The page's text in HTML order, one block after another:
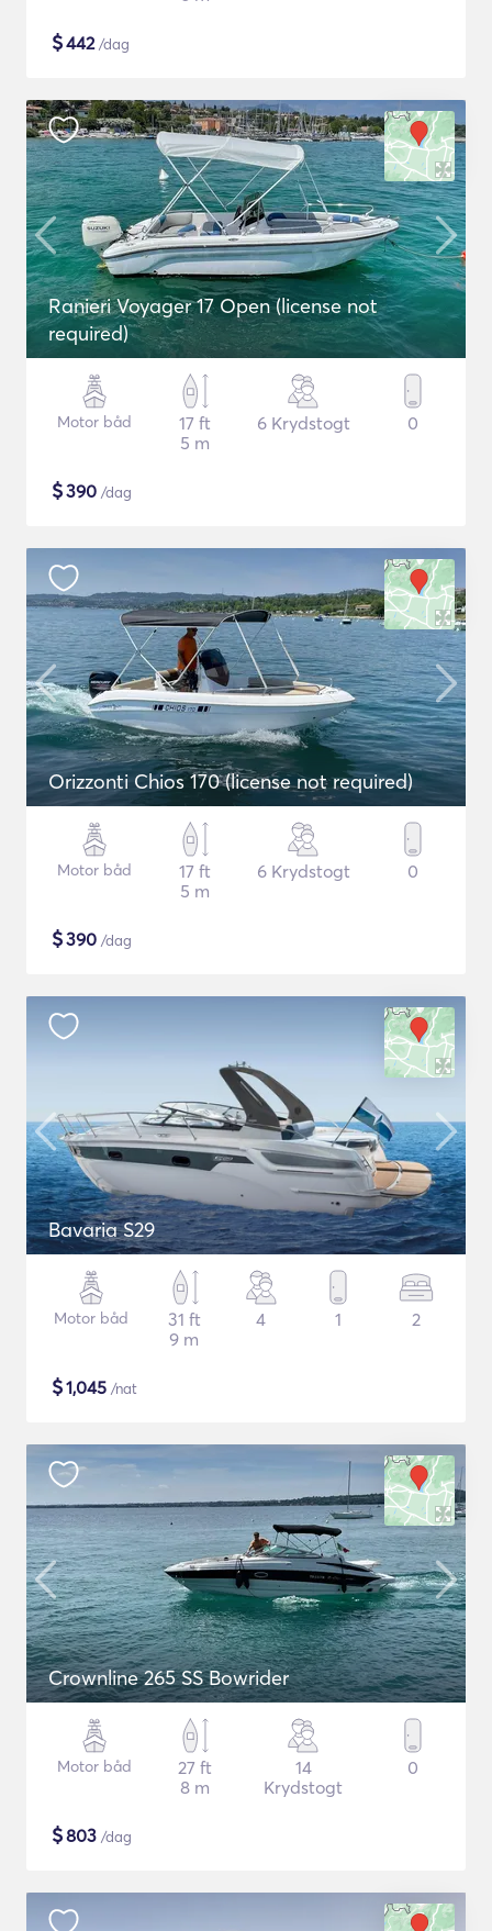
$442/dag
Ranieri Voyager 17 Open (license not
required)
Motor båd
17 ft
5 m
6 Krydstogt 0
$390 /dag
Orizzonti Chios 170 (license not required)
Motor båd
17 ft
5 m
6 Krydstogt 0
$390 /dag
Bavaria S29
Motor båd
31 ft
9 m
4 1 2
$1,045 /nat
Crownline 265 SS Bowrider
Motor båd
27 ft
8 m
14
Krydstogt
0
$803 /dag